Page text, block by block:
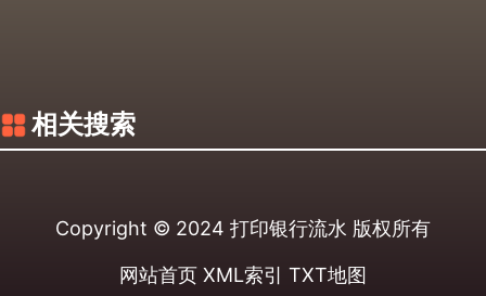
相关搜索
Copyright © 2024 打印银行流水 版权所有
网站首页 XML索引 TXT地图